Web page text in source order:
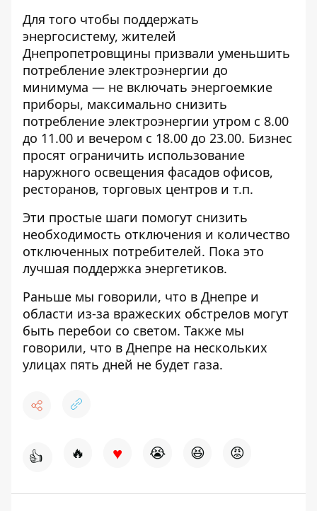
Для того чтобы поддержать
энергосистему, жителей
Днепропетровщины призвали уменьшить
потребление электроэнергии до
минимума — не включать энергоемкие
приборы, максимально снизить
потребление электроэнергии утром с 8.00
до 11.00 и вечером с 18.00 до 23.00. Бизнес
просят ограничить использование
наружного освещения фасадов офисов,
ресторанов, торговых центров и т.п.
Эти простые шаги помогут снизить
необходимость отключения и количество
отключенных потребителей. Пока это
лучшая поддержка энергетиков.
Раньше мы говорили, что в Днепре и
области из-за вражеских обстрелов могут
быть перебои со светом. Также мы
говорили, что в Днепре на нескольких
улицах пять дней не будет газа.
👍 🔥 ♥ 😭 😆 😡